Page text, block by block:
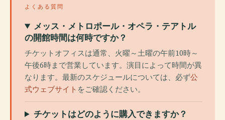
よくある質問
メッス・メトロポール・オペラ・テアトル
の開館時間は何時ですか？
チケットオフィスは通常、火曜～土曜の午前10時～
午後6時まで営業しています。演目によって時間が異
なります。最新のスケジュールについては、必ず公
式ウェブサイト をご確認ください。
チケットはどのように購入できますか？